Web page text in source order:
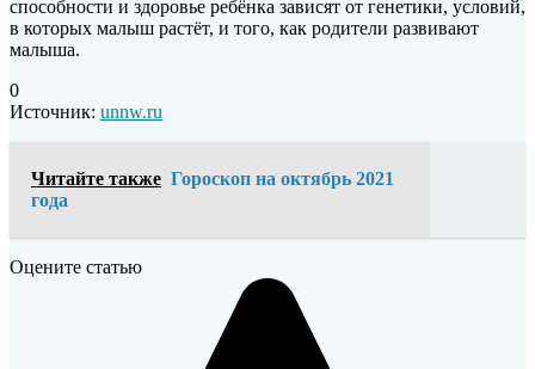
способности и здоровье ребёнка зависят от генетики, условий,
в которых малыш растёт, и того, как родители развивают
малыша.
0
Источник: unnw.ru
Читайте также Гороскоп на октябрь 2021
года
Оцените статью